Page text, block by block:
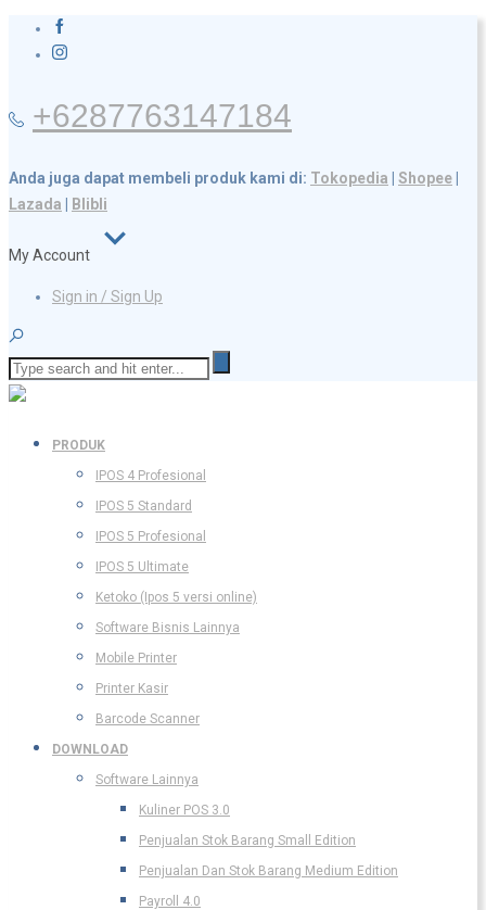
+6287763147184
Anda juga dapat membeli produk kami di: Tokopedia Shopee
Lazada
Blibli
My Account
Sign in / Sign Up
PRODUK
IPOS 4 Profesional
IPOS 5 Standard
IPOS 5 Profesional
IPOS 5 Ultimate
Ketoko (Ipos 5 versi online)
Software Bisnis Lainnya
Mobile Printer
Printer Kasir
Barcode Scanner
DOWNLOAD
Software Lainnya
Kuliner POS 3.0
Penjualan Stok Barang Small Edition
Penjualan Dan Stok Barang Medium Edition
Payroll 4.0